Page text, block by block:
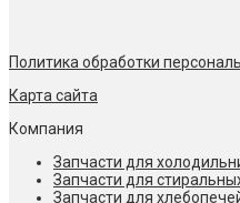
Политика обработки
Карта сайта
Компания
Запчасти для
Запчасти для
Запчасти для